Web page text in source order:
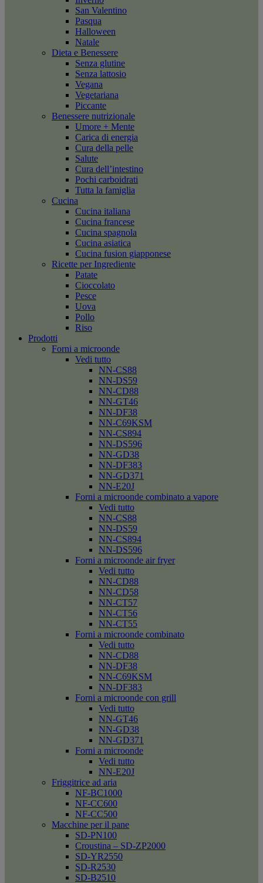
San Valentino
Pasqua
Halloween
Natale
Dieta e Benessere
Senza glutine
Senza lattosio
Vegana
Vegetariana
Piccante
Benessere nutrizionale
Umore + Mente
Carica di energia
Cura della pelle
Salute
Cura dell’intestino
Pochi carboidrati
Tutta la famiglia
Cucina
Cucina italiana
Cucina francese
Cucina spagnola
Cucina asiatica
Cucina fusion giapponese
Ricette per Ingrediente
Patate
Cioccolato
Pesce
Uova
Pollo
Riso
Prodotti
Forni a microonde
Vedi tutto
NN-CS88
NN-DS59
NN-CD88
NN-GT46
NN-DF38
NN-C69KSM
NN-CS894
NN-DS596
NN-GD38
NN-DF383
NN-GD371
NN-E20J
Forni a microonde combinato a vapore
Vedi tutto
NN-CS88
NN-DS59
NN-CS894
NN-DS596
Forni a microonde air fryer
Vedi tutto
NN-CD88
NN-CD58
NN-CT57
NN-CT56
NN-CT55
Forni a microonde combinato
Vedi tutto
NN-CD88
NN-DF38
NN-C69KSM
NN-DF383
Forni a microonde con grill
Vedi tutto
NN-GT46
NN-GD38
NN-GD371
Forni a microonde
Vedi tutto
NN-E20J
Friggitrice ad aria
NF-BC1000
NF-CC600
NF-CC500
Macchine per il pane
SD-PN100
Croustina – SD-ZP2000
SD-YR2550
SD-R2530
SD-B2510